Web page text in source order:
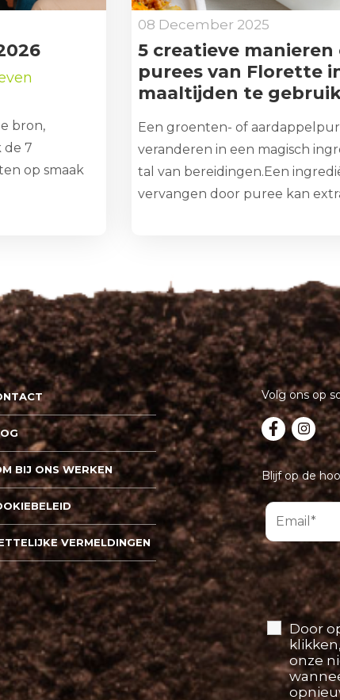
bron,
de 7
op smaak
08 December 2025
5 creatieve manieren
purees van Florette
maaltijden te
Een groenten- of
veranderen in een magisch
tal van bereidingen.Een
vervangen door puree kan
BIJ ONS WERKEN
VERMELDINGEN
Volg ons op
Blijf op de
Door
onze